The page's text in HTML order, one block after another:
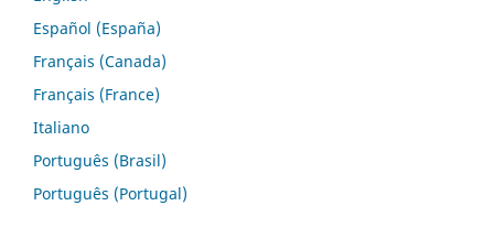
Español (España)
Français (Canada)
Français (France)
Italiano
Português (Brasil)
Português (Portugal)